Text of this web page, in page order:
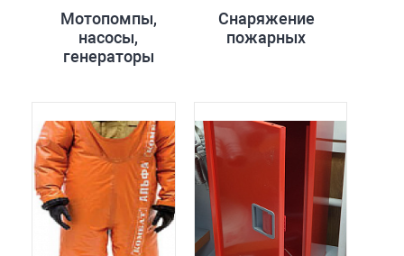
Мотопомпы,
насосы,
генераторы
Снаряжение
пожарных